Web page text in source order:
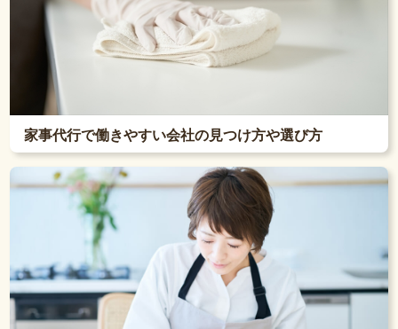
家事代行で働きやすい会社の見つけ方や選び方